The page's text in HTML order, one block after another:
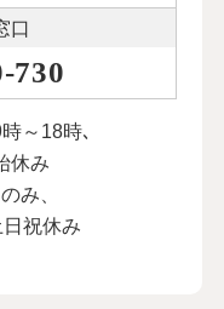
口
730
～18時､
休み
み、
祝休み